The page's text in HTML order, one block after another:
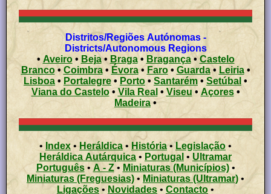
Distritos/Regiões Autónomas -
Districts/Autonomous Regions
• Aveiro• Beja• Braga• Bragança• Castelo
Branco•Coimbra• Évora• Faro• Guarda• Leiria•
Lisboa • Portalegre • Porto• Santarém • Setúbal •
Viana do Castelo• Vila Real • Viseu• Açores •
Madeira •
• Index •Heráldica • História •Legislação •
Heráldica Autárquica • Portugal • Ultramar
Português• A - Z• Miniaturas (Municípios)•
Miniaturas (Freguesias) • Miniaturas (Ultramar) •
Ligações • Novidades • Contacto •